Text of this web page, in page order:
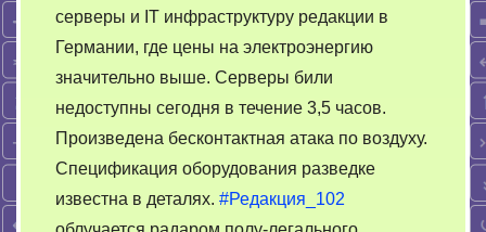
серверы и IT инфраструктуру редакции в
Германии, где цены на электроэнергию
значительно выше. Серверы били
недоступны сегодня в течение 3,5 часов.
Произведена бесконтактная атака по воздуху.
Спецификация оборудования разведке
известна в деталях. #Редакция_102